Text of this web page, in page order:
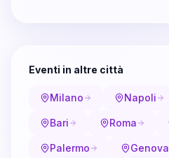
Eventi in altre città
Milano Napoli
Bari Roma
Palermo Genova